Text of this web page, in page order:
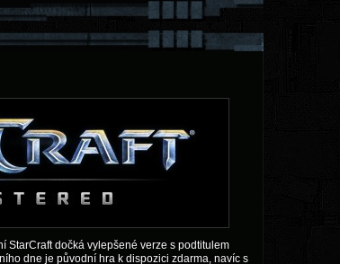
StarCraft dočká vylepšené verze s podtitulem
dne je původní hra k dispozici zdarma, navíc s